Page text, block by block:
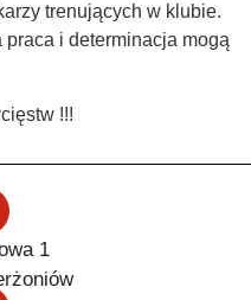
trenujących w klubie.
i determinacja mogą
!!!
1